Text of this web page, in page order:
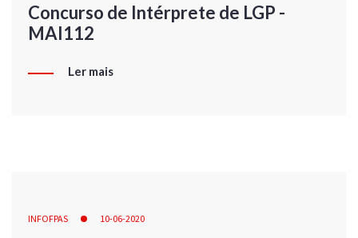
Concurso de Intérprete de LGP -
MAI112
Ler mais
INFOFPAS 10-06-2020